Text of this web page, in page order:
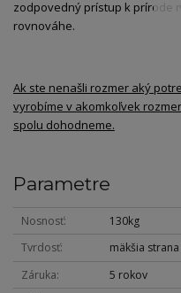
zodpovedný prístup k prírode
rovnováhe.
Ak ste nenašli rozmer aký
vyrobíme v akomkoľvek
spolu dohodneme.
Parametre
Nosnosť
130kg
Tvrdosť
mäkšia
Záruka
5 rokov